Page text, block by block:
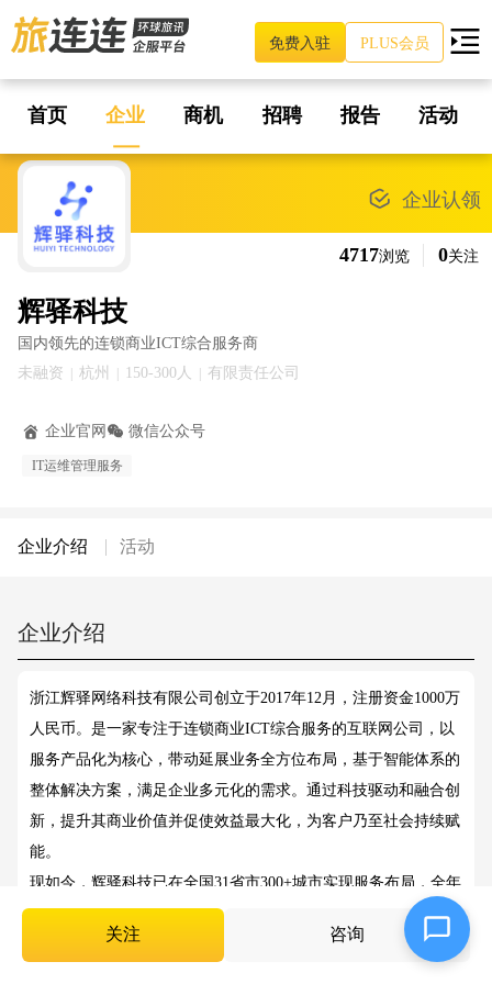
免费入驻 PLUS会员
首页 企业 商机 招聘 报告 活动
辉驿科技
国内领先的连锁商业ICT综合服务商
未融资 |杭州 150-300人 |有限责任公司
4717浏览 0关注
企业认领
关注 咨询
企业官网 微信公众号
IT运维管理服务
企业介绍 活动
企业介绍
浙江辉驿网络科技有限公司创立于2017年12月，注册资金1000万
人民币。是一家专注于连锁商业ICT综合服务的互联网公司，以
服务产品化为核心，带动延展业务全方位布局，基于智能体系的
整体解决方案，满足企业多元化的需求。通过科技驱动和融合创
新，提升其商业价值并促使效益最大化，为客户乃至社会持续赋
能。
现如今，辉驿科技已在全国31省市300+城市实现服务布局，全年
7x24小时无处不在，贴心的金牌服务形成了独有的辉驿服务体
系。团队凭借着在IT领域十余年的经验，通过“云+端”的方式，